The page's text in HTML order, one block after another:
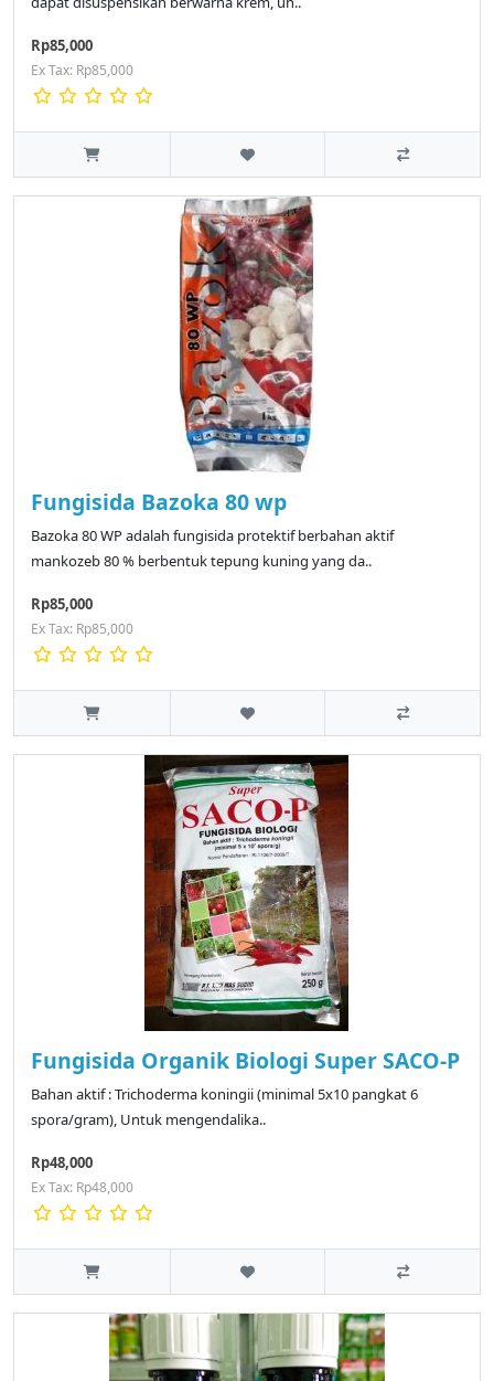
Rp85,000
Ex Tax: Rp85,000
Fungisida Bazoka 80 wp
Bazoka 80 WP adalah fungisida protektif berbahan aktif
mankozeb 80 % berbentuk tepung kuning yang da..
Rp85,000
Ex Tax: Rp85,000
Fungisida Organik Biologi Super SACO-P
Bahan aktif : Trichoderma koningii (minimal 5x10 pangkat 6
spora/gram), Untuk mengendalika..
Rp48,000
Ex Tax: Rp48,000